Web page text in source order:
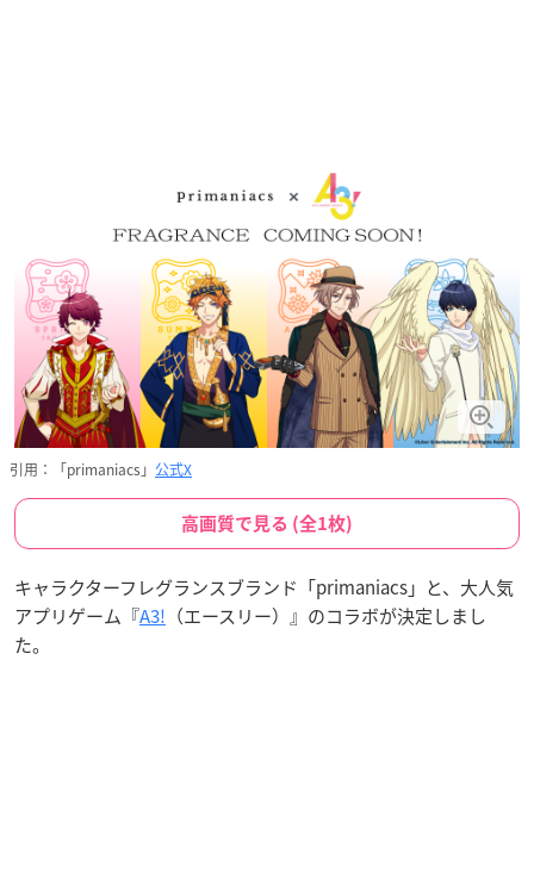
引用：「primaniacs」 公式X
高画質で見る (全1枚)
キャラクターフレグランスブランド「primaniacs」と、大人気
アプリゲーム『A3! （エースリー）』のコラボが決定しまし
た。